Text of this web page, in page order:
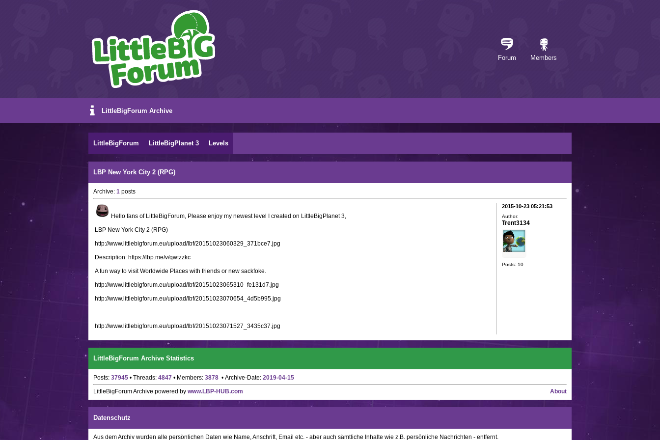
Forum Members
LittleBigForum Archive
LittleBigForum LittleBigPlanet 3 Levels
LBP New York City 2 (RPG)
Archive: 1 posts
Hello fans of LittleBigForum, Please enjoy my newest level I created on LittleBigPlanet 3,
LBP New York City 2 (RPG)
http://www.littlebigforum.eu/upload/lbf/20151023060329_371bce7.jpg
Description: https://lbp.me/v/qwtzzkc
A fun way to visit Worldwide Places with friends or new sackfoke.
http://www.littlebigforum.eu/upload/lbf/20151023065310_fe131d7.jpg
http://www.littlebigforum.eu/upload/lbf/20151023070654_4d5b995.jpg
http://www.littlebigforum.eu/upload/lbf/20151023071527_3435c37.jpg
2015-10-23 05:21:53
Author:
Trent3134
Posts: 10
LittleBigForum Archive Statistics
Posts: 37945 • Threads: 4847 • Members: 3878 • Archive-Date: 2019-04-15
About
LittleBigForum Archive powered by www.LBP-HUB.com
Datenschutz
Aus dem Archiv wurden alle persönlichen Daten wie Name, Anschrift, Email etc. - aber auch sämtliche Inhalte wie z.B. persönliche Nachrichten - entfernt.